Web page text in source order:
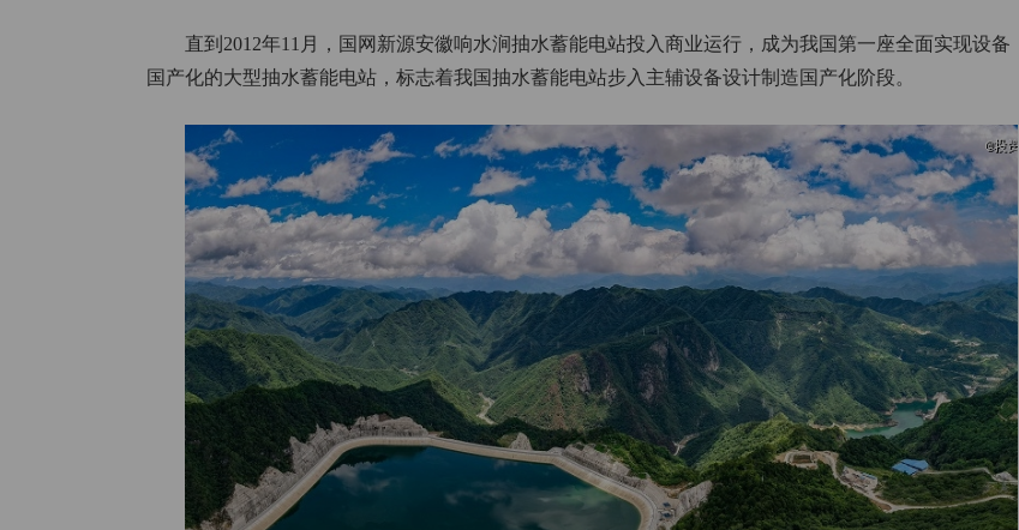
直到2012年11月，国网新源安徽响水涧抽水蓄能电站投入商业运行，成为我国第一座全面实现设备
国产化的大型抽水蓄能电站，标志着我国抽水蓄能电站步入主辅设备设计制造国产化阶段。